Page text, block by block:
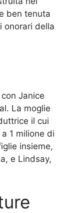
ben tenuta
onorari della
Janice
La moglie
il cui
1 milione di
insieme,
e Lindsay,